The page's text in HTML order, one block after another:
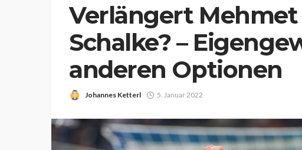
Verlängert Mehmet
Schalke? –
anderen Optionen
Johannes Ketterl 5. Januar 2022